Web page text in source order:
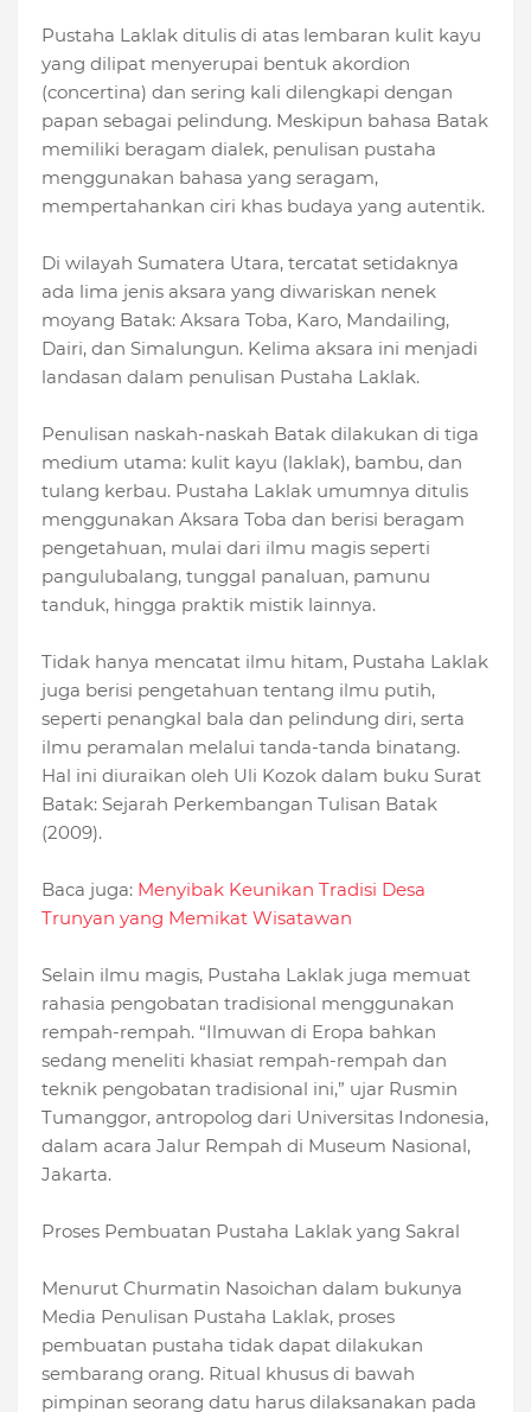
Pustaha Laklak ditulis di atas lembaran kulit kayu
yang dilipat menyerupai bentuk akordion
(concertina) dan sering kali dilengkapi dengan
papan sebagai pelindung. Meskipun bahasa Batak
memiliki beragam dialek, penulisan pustaha
menggunakan bahasa yang seragam,
mempertahankan ciri khas budaya yang autentik.
Di wilayah Sumatera Utara, tercatat setidaknya
ada lima jenis aksara yang diwariskan nenek
moyang Batak: Aksara Toba, Karo, Mandailing,
Dairi, dan Simalungun. Kelima aksara ini menjadi
landasan dalam penulisan Pustaha Laklak.
Penulisan naskah-naskah Batak dilakukan di tiga
medium utama: kulit kayu (laklak), bambu, dan
tulang kerbau. Pustaha Laklak umumnya ditulis
menggunakan Aksara Toba dan berisi beragam
pengetahuan, mulai dari ilmu magis seperti
pangulubalang, tunggal panaluan, pamunu
tanduk, hingga praktik mistik lainnya.
Tidak hanya mencatat ilmu hitam, Pustaha Laklak
juga berisi pengetahuan tentang ilmu putih,
seperti penangkal bala dan pelindung diri, serta
ilmu peramalan melalui tanda-tanda binatang.
Hal ini diuraikan oleh Uli Kozok dalam buku Surat
Batak: Sejarah Perkembangan Tulisan Batak
(2009).
Baca juga: Menyibak Keunikan Tradisi Desa
Trunyan yang Memikat Wisatawan
Selain ilmu magis, Pustaha Laklak juga memuat
rahasia pengobatan tradisional menggunakan
rempah-rempah. “Ilmuwan di Eropa bahkan
sedang meneliti khasiat rempah-rempah dan
teknik pengobatan tradisional ini,” ujar Rusmin
Tumanggor, antropolog dari Universitas Indonesia,
dalam acara Jalur Rempah di Museum Nasional,
Jakarta.
Proses Pembuatan Pustaha Laklak yang Sakral
Menurut Churmatin Nasoichan dalam bukunya
Media Penulisan Pustaha Laklak, proses
pembuatan pustaha tidak dapat dilakukan
sembarang orang. Ritual khusus di bawah
pimpinan seorang datu harus dilaksanakan pada